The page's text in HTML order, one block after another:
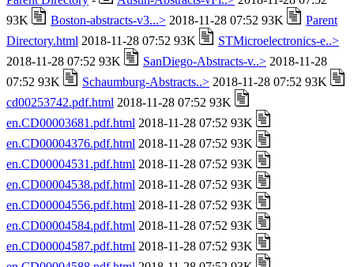
93K
Boston-abstracts-v3...> 2018-11-28 07:52 93K
Parent
Directory.html 2018-11-28 07:52 93K
STMicroelectronics-e..>
2018-11-28 07:52 93K
SanDiego-Abstracts-v..> 2018-11-28
07:52 93K
Schaumburg-Abstracts..> 2018-11-28 07:52 93K
cd00253742.pdf.html 2018-11-28 07:52 93K
en.CD00003681.pdf.html 2018-11-28 07:52 93K
en.CD00004376.pdf.html 2018-11-28 07:52 93K
en.CD00004531.pdf.html 2018-11-28 07:52 93K
en.CD00004538.pdf.html 2018-11-28 07:52 93K
en.CD00004556.pdf.html 2018-11-28 07:52 93K
en.CD00004584.pdf.html 2018-11-28 07:52 93K
en.CD00004587.pdf.html 2018-11-28 07:52 93K